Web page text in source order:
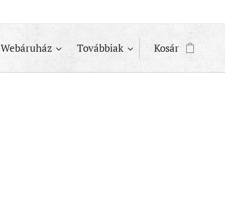
Webáruház Továbbiak Kosár